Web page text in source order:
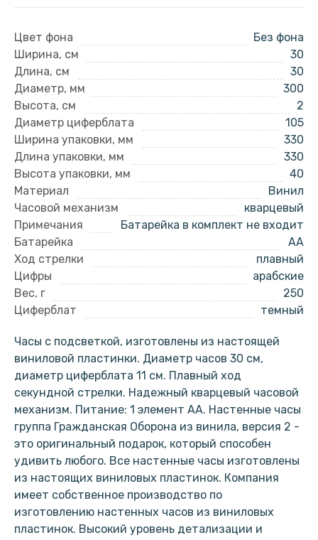
Цвет фона
Без фона
Ширина, см
30
Длина, см
30
Диаметр, мм
300
Высота, см
2
Диаметр циферблата
105
Ширина упаковки, мм
330
Длина упаковки, мм
330
Высота упаковки, мм
40
Материал
Винил
Часовой механизм
кварцевый
Примечания
Батарейка в комплект не входит
Батарейка
AA
Ход стрелки
плавный
Цифры
арабские
Вес, г
250
Циферблат
темный
Часы с подсветкой, изготовлены из настоящей
виниловой пластинки. Диаметр часов 30 см,
диаметр циферблата 11 см. Плавный ход
секундной стрелки. Надежный кварцевый часовой
механизм. Питание: 1 элемент АА. Настенные часы
группа Гражданская Оборона из винила, версия 2 -
это оригинальный подарок, который способен
удивить любого. Все настенные часы изготовлены
из настоящих виниловых пластинок. Компания
имеет собственное производство по
изготовлению настенных часов из виниловых
пластинок. Высокий уровень детализации и